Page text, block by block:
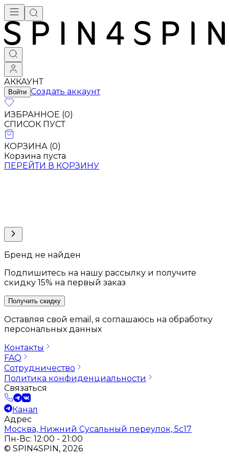
АККАУНТ
Войти Создать аккаунт
ИЗБРАННОЕ (0)
СПИСОК ПУСТ
КОРЗИНА (0)
Корзина пуста
ПЕРЕЙТИ В КОРЗИНУ
Бренд не найден
Подпишитесь на нашу рассылку и получите
скидку 15% на первый заказ
Получить скидку
Оставляя свой email, я соглашаюсь на обработку
персональных данных
Контакты
FAQ
Сотрудничество
Политика конфиденциальности
Связаться
Канал
Адрес
Москва, Нижний Сусальный переулок, 5с17
Пн-Вс: 12:00 - 21:00
© SPIN4SPIN, 2026
Брендовая одежда - купить в Москве